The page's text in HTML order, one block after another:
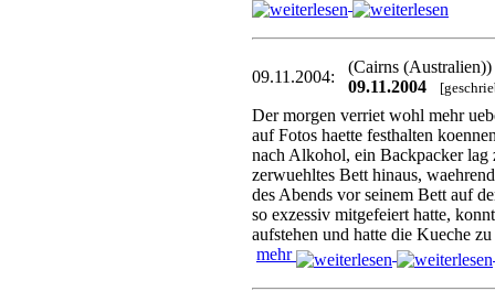
09.11.2004:
(Cairns (Australien))
09.11.2004
Der morgen verriet wohl mehr
auf Fotos haette festhalten
nach Alkohol, ein Backpacker lag
zerwuehltes Bett hinaus,
des Abends vor seinem Bett auf
so exzessiv mitgefeiert hatte,
aufstehen und hatte die Kueche
mehr